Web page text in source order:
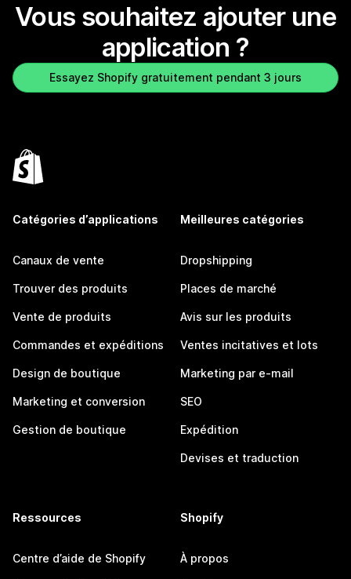
Vous souhaitez ajouter une
application ?
Essayez Shopify gratuitement pendant 3 jours
Catégories d’applications
Canaux de vente
Trouver des produits
Vente de produits
Commandes et expéditions
Design de boutique
Marketing et conversion
Gestion de boutique
Meilleures catégories
Dropshipping
Places de marché
Avis sur les produits
Ventes incitatives et lots
Marketing par e-mail
SEO
Expédition
Devises et traduction
Ressources
Centre d’aide de Shopify
Shopify
À propos